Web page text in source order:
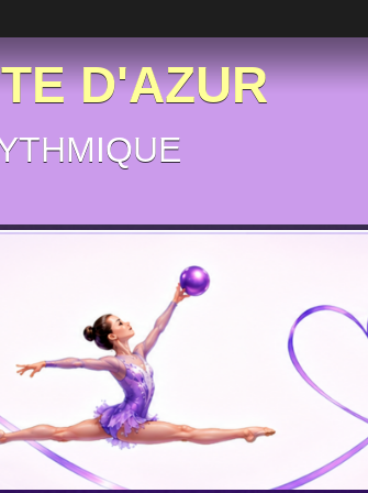
D'AZUR